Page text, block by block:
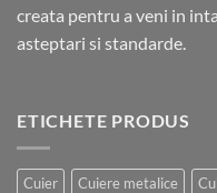
creata pentru a veni in
asteptari si standarde.
ETICHETE PRODUS
Cuier Cuiere metalice